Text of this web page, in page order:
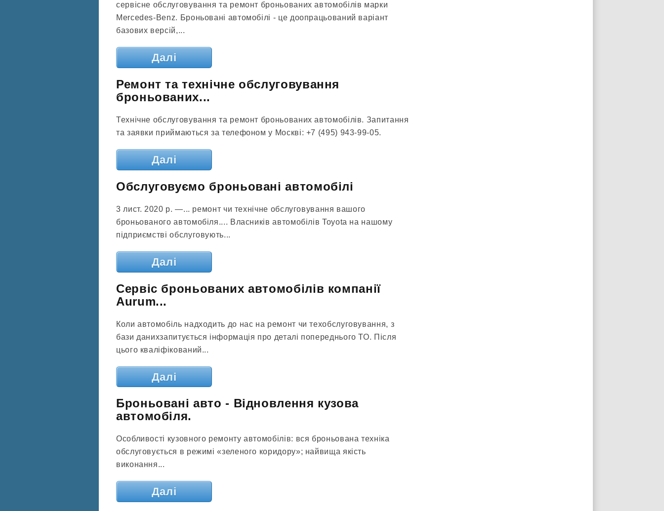
сервісне обслуговування та ремонт броньованих автомобілів марки
Mercedes-Benz. Броньовані автомобілі - це доопрацьований варіант
базових версій,...
Далі
Ремонт та технічне обслуговування
броньованих...
Технічне обслуговування та ремонт броньованих автомобілів. Запитання
та заявки приймаються за телефоном у Москві: +7 (495) 943-99-05.
Далі
Обслуговуємо броньовані автомобілі
3 лист. 2020 р. —... ремонт чи технічне обслуговування вашого
броньованого автомобіля.... Власників автомобілів Toyota на нашому
підприємстві обслуговують...
Далі
Сервіс броньованих автомобілів компанії
Aurum...
Коли автомобіль надходить до нас на ремонт чи техобслуговування, з
бази данихзапитується інформація про деталі попереднього ТО. Після
цього кваліфікований...
Далі
Броньовані авто - Відновлення кузова
автомобіля.
Особливості кузовного ремонту автомобілів: вся броньована техніка
обслуговується в режимі «зеленого коридору»; найвища якість
виконання...
Далі